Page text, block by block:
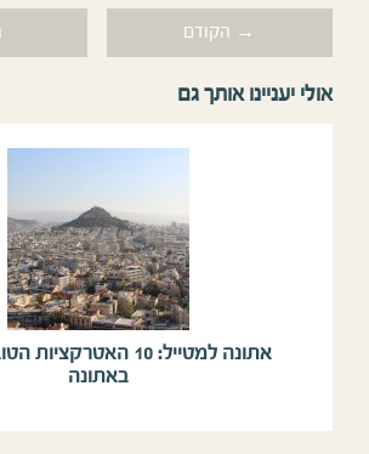
→ הקודם
אולי יעניינו אותך גם
אתונה למטייל: 10
באתונה